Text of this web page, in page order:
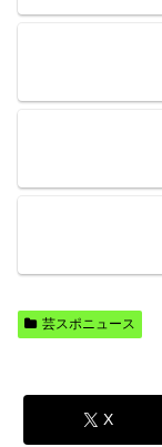
芸スポニュース
X